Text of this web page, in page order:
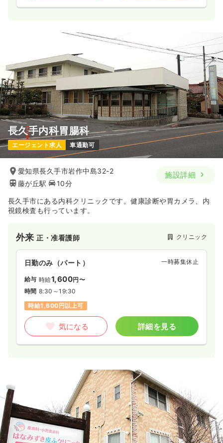
長久手内科胃腸科
エージェント求人 車通勤可
愛知県長久手市岩作中島32-2
藤が丘駅
10分
施設詳細
長久手市にある内科クリニックです。健康診断や胃カメラ、内
視鏡検査も行っています。
外来正・准看護師 クリニック
日勤のみ（パート） 一時募集休止
給与 時給1,600円〜
時間 8:30～19:30
時給1,600円以上可
気になる 詳細を見る